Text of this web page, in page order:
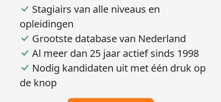
Stagiairs van alle niveaus en
opleidingen
Grootste database van Nederland
Al meer dan 25 jaar actief sinds 1998
Nodig kandidaten uit met één druk op
de knop